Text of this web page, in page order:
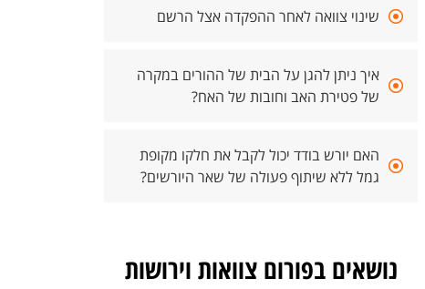
שינוי צוואה לאחר ההפקדה אצל הרשם
איך ניתן להגן על הבית של ההורים במקרה
של פטירת האב וחובות של האח?
האם יורש בודד יכול לקבל את חלקו מקופת
גמל ללא שיתוף פעולה של שאר היורשים?
נושאים בפורום צוואות וירושות